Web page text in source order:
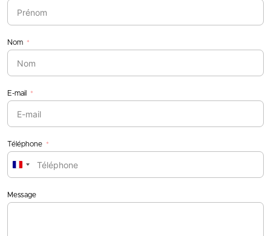
Nom
E-mail
Téléphone
France
Message